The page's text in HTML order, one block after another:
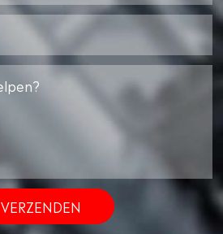
VERZENDEN